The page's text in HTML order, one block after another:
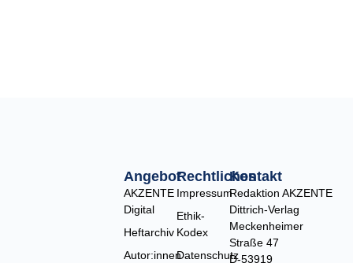
Rechtliches
Impressum
Ethik-
Kodex
Datenschutz
Angebot
AKZENTE
Digital
Heftarchiv
Autor:innen
Kontakt
Redaktion AKZENTE
Dittrich-Verlag
Meckenheimer
Straße 47
D-53919